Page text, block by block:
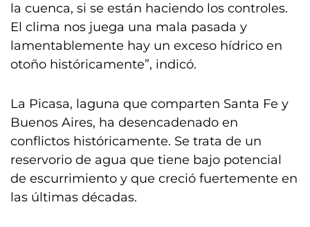
la cuenca, si se están haciendo los controles.
El clima nos juega una mala pasada y
lamentablemente hay un exceso hídrico en
otoño históricamente”, indicó.
La Picasa, laguna que comparten Santa Fe y
Buenos Aires, ha desencadenado en
conflictos históricamente. Se trata de un
reservorio de agua que tiene bajo potencial
de escurrimiento y que creció fuertemente en
las últimas décadas.